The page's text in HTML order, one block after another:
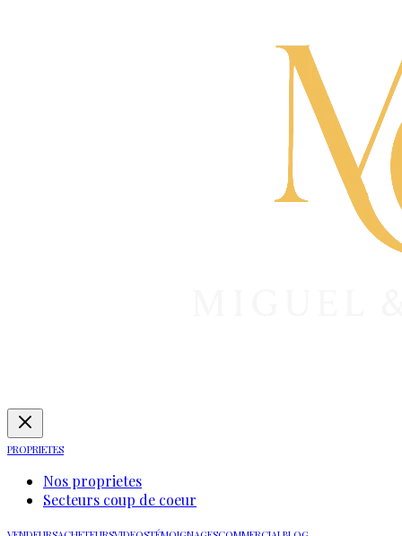
PROPRIETES
Nos proprietes
Secteurs coup de coeur